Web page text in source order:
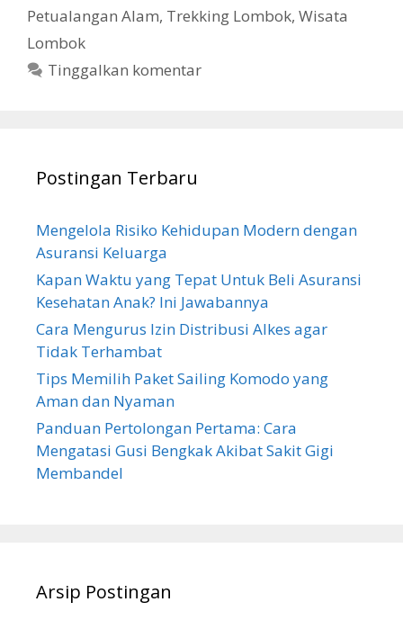
Petualangan Alam, Trekking Lombok, Wisata
Lombok
Tinggalkan komentar
Postingan Terbaru
Mengelola Risiko Kehidupan Modern dengan
Asuransi Keluarga
Kapan Waktu yang Tepat Untuk Beli Asuransi
Kesehatan Anak? Ini Jawabannya
Cara Mengurus Izin Distribusi Alkes agar
Tidak Terhambat
Tips Memilih Paket Sailing Komodo yang
Aman dan Nyaman
Panduan Pertolongan Pertama: Cara
Mengatasi Gusi Bengkak Akibat Sakit Gigi
Membandel
Arsip Postingan